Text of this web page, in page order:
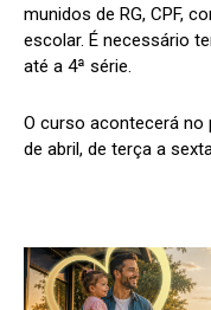
munidos de RG, CPF,
escolar. É necessário
até a 4ª série.
O curso acontecerá no
de abril, de terça a